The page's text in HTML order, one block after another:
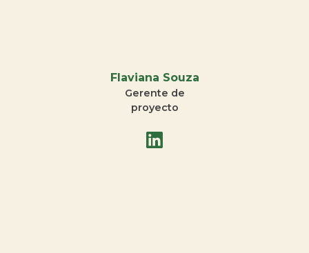
Flaviana Souza
Gerente de
proyecto